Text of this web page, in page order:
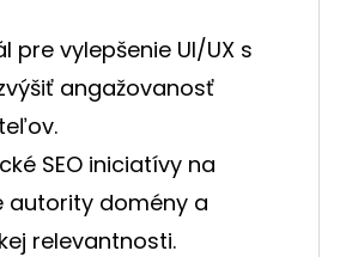
pre vylepšenie UI/UX s
angažovanosť
SEO iniciatívy na
autority domény a
relevantnosti.